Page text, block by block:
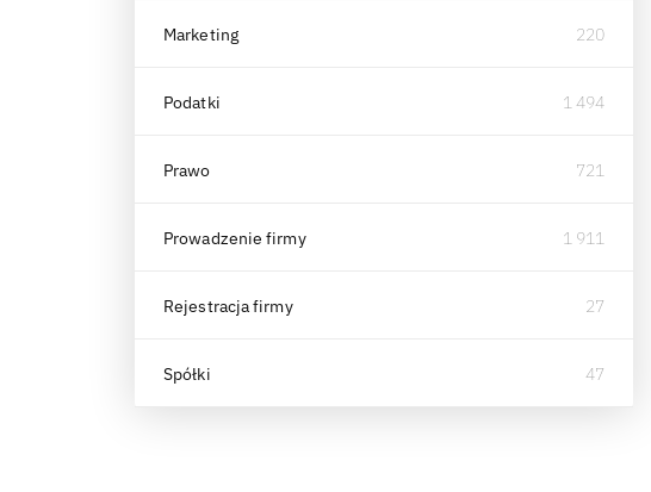
Marketing 220
Podatki 1 494
Prawo 721
Prowadzenie firmy 1 911
Rejestracja firmy 27
Spółki 47